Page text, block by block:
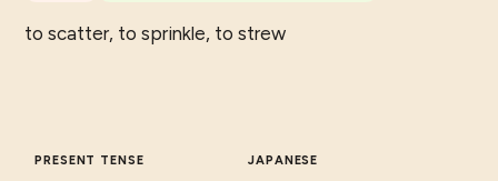
to scatter, to sprinkle, to strew
PRESENT TENSE JAPANESE